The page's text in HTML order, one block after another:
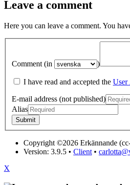
Leave a comment
Here you can leave a comment. You
Comment (in )
I have read and accepted the User
E-mail address (not published)
Alias
Copyright ©2026 Erkännande
Version: 3.9.5 • Client•
X